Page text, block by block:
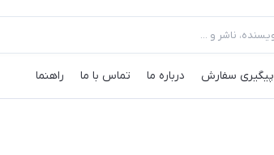
پیگیری سفارش درباره ما تماس با ما راهنما